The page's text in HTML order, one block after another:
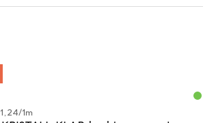
EUR
1,24/1m